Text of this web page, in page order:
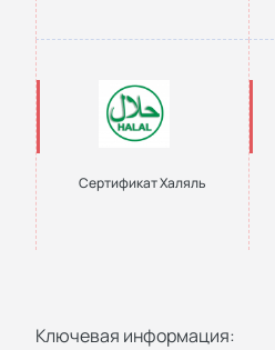
Сертификат Халяль
Ключевая информация: